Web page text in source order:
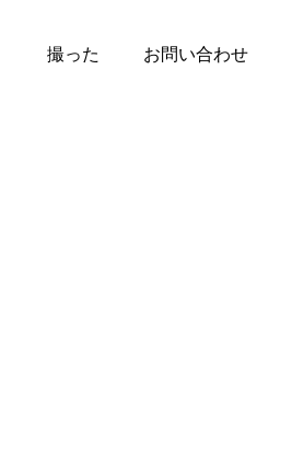
撮った お問い合わせ